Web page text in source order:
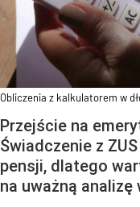
Obliczenia z kalkulatorem w
Przejście na
Świadczenie z
pensji, dlatego
na uważną